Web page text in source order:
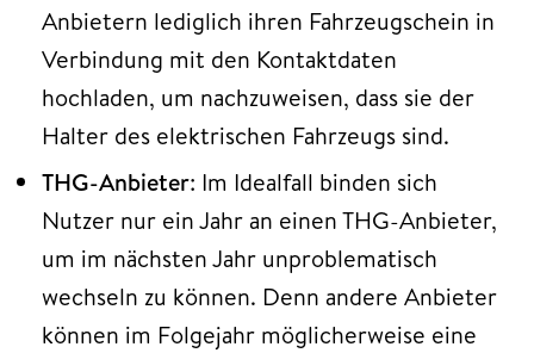
Anbietern lediglich ihren Fahrzeugschein in
Verbindung mit den Kontaktdaten
hochladen, um nachzuweisen, dass sie der
Halter des elektrischen Fahrzeugs sind.
THG-Anbieter: Im Idealfall binden sich
Nutzer nur ein Jahr an einen THG-Anbieter,
um im nächsten Jahr unproblematisch
wechseln zu können. Denn andere Anbieter
können im Folgejahr möglicherweise eine